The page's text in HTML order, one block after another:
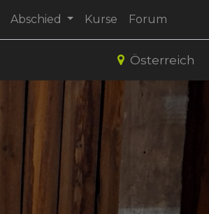
Abschied Kurse Forum
Österreich